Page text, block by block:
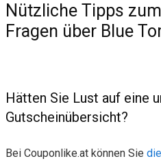
Nützliche Tipps
Fragen über Blue
Hätten Sie Lust auf eine
Gutscheinübersicht?
Bei Couponlike.at können Sie